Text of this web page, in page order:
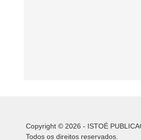
Copyright © 2026 - ISTOÉ
Todos os direitos reservados.